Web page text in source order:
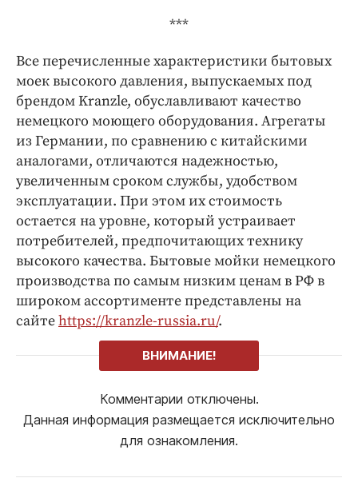
***
Все перечисленные характеристики бытовых
моек высокого давления, выпускаемых под
брендом Kranzle, обуславливают качество
немецкого моющего оборудования. Агрегаты
из Германии, по сравнению с китайскими
аналогами, отличаются надежностью,
увеличенным сроком службы, удобством
эксплуатации. При этом их стоимость
остается на уровне, который устраивает
потребителей, предпочитающих технику
высокого качества. Бытовые мойки немецкого
производства по самым низким ценам в РФ в
широком ассортименте представлены на
сайтеhttps://kranzle-russia.ru/.
ВНИМАНИЕ!
Комментарии отключены.
Данная информация размещается исключительно
для ознакомления.